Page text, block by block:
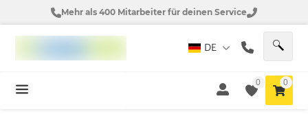
Mehr als 400 Mitarbeiter für deinen Service
DE
0 0